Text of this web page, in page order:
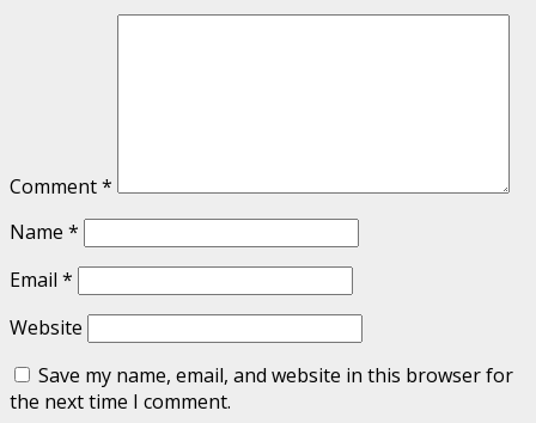
Comment*
Name *
Email *
Website
Save my name, email, and website in this browser for
the next time I comment.